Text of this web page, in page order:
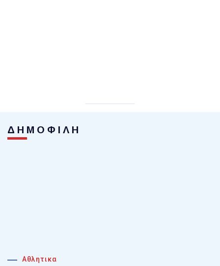
ΔΗΜΟΦΙΛΗ
Αθλητικα